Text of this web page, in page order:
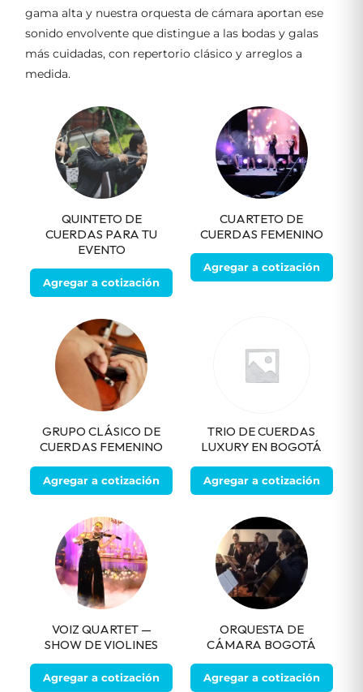
gama alta y nuestra orquesta de cámara aportan ese
sonido envolvente que distingue a las bodas y galas
más cuidadas, con repertorio clásico y arreglos a
medida.
QUINTETO DE
CUERDAS PARA TU
EVENTO
Agregar a cotización
CUARTETO DE
CUERDAS FEMENINO
Agregar a cotización
GRUPO CLÁSICO DE
CUERDAS FEMENINO
Agregar a cotización
TRIO DE CUERDAS
LUXURY EN BOGOTÁ
Agregar a cotización
VOIZ QUARTET —
SHOW DE VIOLINES
Agregar a cotización
ORQUESTA DE
CÁMARA BOGOTÁ
Agregar a cotización